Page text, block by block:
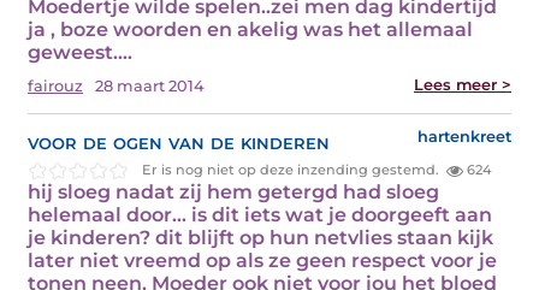
Moedertje wilde spelen..zei men dag kindertijd
ja , boze woorden en akelig was het allemaal
geweest.…
fairouz 28 maart 2014 Lees meer >
voor de ogen van de kinderen hartenkreet
Er is nog niet op deze inzending gestemd. 624
hij sloeg nadat zij hem getergd had sloeg
helemaal door… is dit iets wat je doorgeeft aan
je kinderen? dit blijft op hun netvlies staan kijk
later niet vreemd op als ze geen respect voor je
tonen neen, Moeder ook niet voor jou het bloed